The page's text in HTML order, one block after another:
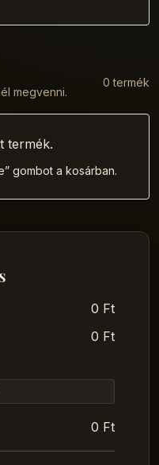
megvenni.
0 termék
termék.
gombot a kosárban.
0 Ft
0 Ft
0 Ft